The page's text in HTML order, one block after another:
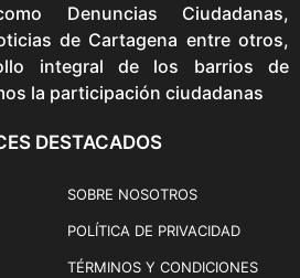
Denuncias Ciudadanas,
de Cartagena entre otros,
integral de los barrios de
la participación ciudadanas
DESTACADOS
SOBRE NOSOTROS
POLÍTICA DE PRIVACIDAD
TÉRMINOS Y CONDICIONES